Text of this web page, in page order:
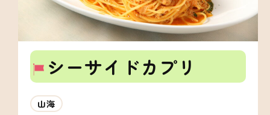
シーサイドカプリ
山海